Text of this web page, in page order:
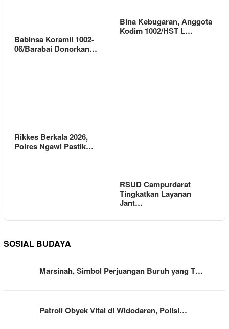
Babinsa Koramil 1002-
06/Barabai Donorkan…
Bina Kebugaran, Anggota
Kodim 1002/HST L…
Rikkes Berkala 2026,
Polres Ngawi Pastik…
RSUD Campurdarat
Tingkatkan Layanan
Jant…
SOSIAL BUDAYA
Marsinah, Simbol Perjuangan Buruh yang T…
Patroli Obyek Vital di Widodaren, Polisi…